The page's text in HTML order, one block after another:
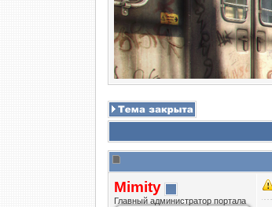
Mimity
Главный администратор портала